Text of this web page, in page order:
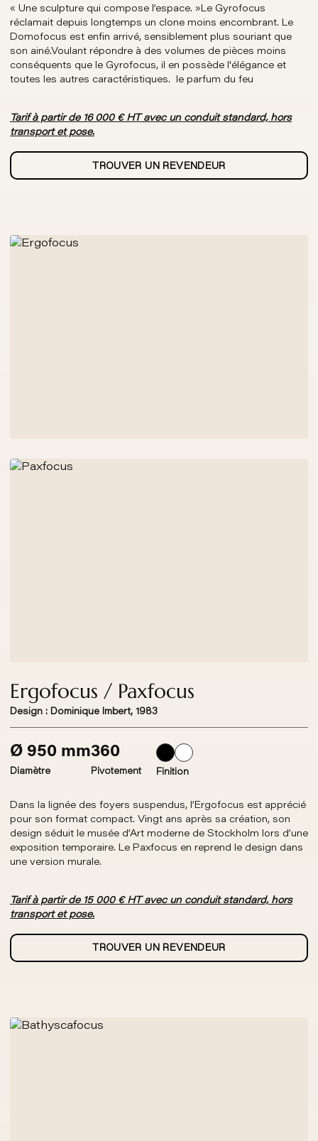
« Une sculpture qui compose l’espace. »Le Gyrofocus
réclamait depuis longtemps un clone moins encombrant. Le
Domofocus est enfin arrivé, sensiblement plus souriant que
son ainé.Voulant répondre à des volumes de pièces moins
conséquents que le Gyrofocus, il en possède l'élégance et
toutes les autres caractéristiques. le parfum du feu
Tarif à partir de 16 000 € HT avec un conduit standard, hors
transport et pose.
TROUVER UN REVENDEUR
Ergofocus / Paxfocus
Design : Dominique Imbert, 1983
Ø 950 mm
Diamètre
360
Pivotement Finition
Dans la lignée des foyers suspendus, l’Ergofocus est apprécié
pour son format compact. Vingt ans après sa création, son
design séduit le musée d’Art moderne de Stockholm lors d’une
exposition temporaire. Le Paxfocus en reprend le design dans
une version murale.
Tarif à partir de 15 000 € HT avec un conduit standard, hors
transport et pose.
TROUVER UN REVENDEUR